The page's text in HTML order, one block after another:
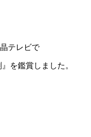
テレビで
を鑑賞しました。